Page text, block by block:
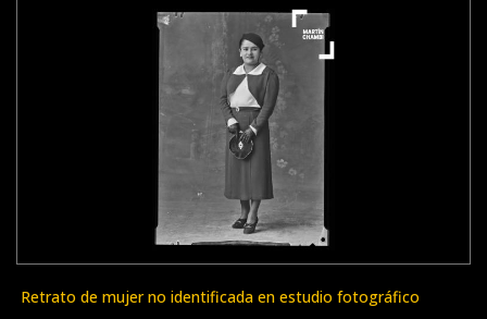
Retrato de mujer no identificada en estudio fotográfico